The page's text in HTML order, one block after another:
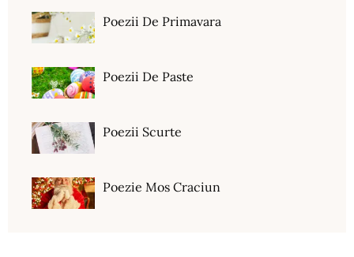
Poezii De Primavara
Poezii De Paste
Poezii Scurte
Poezie Mos Craciun